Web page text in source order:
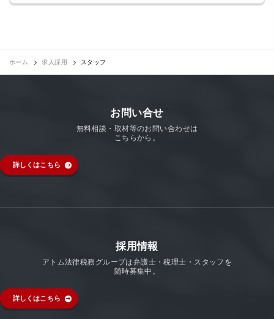
ホーム 求人採用 スタッフ
お問い合せ
無料相談・取材等のお問い合わせは
こちらから。
詳しくはこちら
採用情報
アトム法律税務グループは弁護士・税理士・スタッフを
随時募集中。
詳しくはこちら